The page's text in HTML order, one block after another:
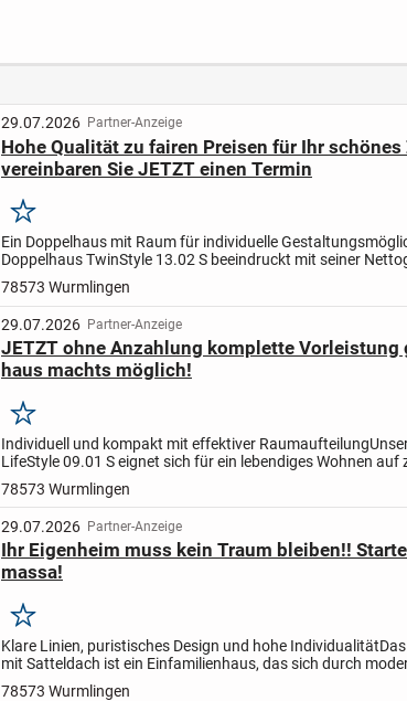
29.07.2026 Partner-Anzeige
Hohe Qualität zu fairen Preisen für Ihr schönes
vereinbaren Sie JETZT einen Termin
Merken
Ein Doppelhaus mit Raum für individuelle
Doppelhaus TwinStyle 13.02 S beeindruckt mit seiner
ca. 139 m² und lässt eine geschickte Raumaufteilung für...
78573 Wurmlingen
29.07.2026 Partner-Anzeige
JETZT ohne Anzahlung komplette Vorleistung
haus machts möglich!
Merken
Individuell und kompakt mit effektiver Raumaufteilung
LifeStyle 09.01 S eignet sich für ein lebendiges Wohnen auf
Erdgeschoss befinden sich ein kombinierter...
78573 Wurmlingen
29.07.2026 Partner-Anzeige
Ihr Eigenheim muss kein Traum bleiben!!
massa!
Merken
Klare Linien, puristisches Design und hohe Individualität
mit Satteldach ist ein Einfamilienhaus, das sich durch
und hohe Individualität auszeichnet. Mit...
78573 Wurmlingen